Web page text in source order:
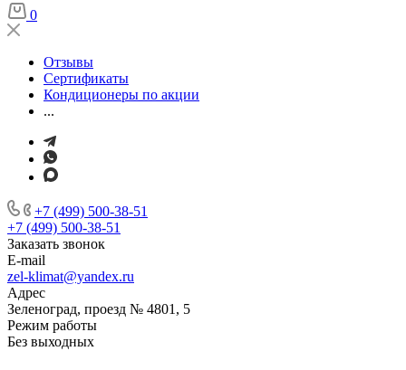
0
Отзывы
Сертификаты
Кондиционеры по акции
...
+7 (499) 500-38-51
+7 (499) 500-38-51
Заказать звонок
E-mail
zel-klimat@yandex.ru
Адрес
Зеленоград, проезд № 4801, 5
Режим работы
Без выходных